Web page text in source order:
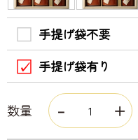
手提げ袋不要
手提げ袋有り
数量